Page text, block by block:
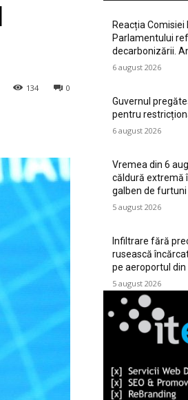
0
134
Reacția Comisiei
Parlamentului
decarbonizării.
6 august 2026
Guvernul
pentru
6 august 2026
Vremea din 6
căldură extremă
galben de furtuni
5 august 2026
Infiltrare fără
rusească
pe aeroportul din
5 august 2026